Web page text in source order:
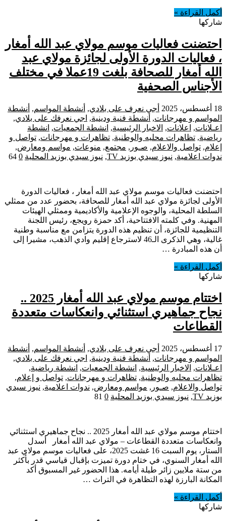
أكمل القراءة »
شاركها
احتضنت فعاليات موسم مولاي عبد الله أمغار
، فعاليات الدورة الأولى لجائزة مولاي عبد
الله أمغار للصحافة بلغت 19عملا في مختلف
الأجناس الصحفية
18 أغسطس، 2025 أجي نعرف على بلادي, أنشطة المواسم, أنشطة
المواسم و مهرجانات, أنشطة فنية ودينية, اجي نعرفك على بلادي,
اعـلانات, اعلانات, الاخبار الرئيسية, انشطة الجمعيات, انشطة
رياضية, تظاهرات محليه والوطنية, تظاهرات و مهرجانات, تواصل و
إعلام, تواصل والاعلام, صـور , مجتمع, منوعات, مواسم ومعارض,
ندوات اعلامية, نيوز سيدي بوزيد TV , نيوز سيدي بوزيد المحلية 0
64
احتضنت فعاليات موسم مولاي عبد الله أمغار ، فعاليات الدورة
الأولى لجائزة مولاي عبد الله أمغار للصحافة، بحضور عدد من ممثلي
السلطة المحلية، والوجوه الإعلامية والأكاديمية وممثلي الهيئات
المهنية. وفي كلمته الافتتاحية، أكد حمزة رويجع، رئيس اللجنة
التنظيمية للجائزة، أن تنظيم هذه الدورة يتزامن مع مناسبة وطنية
غالية، وهي الذكرى الـ46 لاسترجاع إقليم وادي الذهب، مشيرا إلى
أن هذه المبادرة …
أكمل القراءة »
شاركها
اختتام موسم مولاي عبد الله أمغار 2025 ..
نجاح جماهيري استثنائي وانعكاسات متعددة
القطاعات
17 أغسطس، 2025 أجي نعرف على بلادي, أنشطة المواسم, أنشطة
المواسم و مهرجانات, أنشطة فنية ودينية, اجي نعرفك على بلادي,
اعـلانات, الاخبار الرئيسية, انشطة الجمعيات, انشطة رياضية,
تظاهرات محليه والوطنية, تظاهرات و مهرجانات, تواصل و إعلام,
تواصل والاعلام, صـور , مواسم ومعارض, ندوات اعلامية, نيوز سيدي
بوزيد TV
, نيوز سيدي بوزيد المحلية 0
81
اختتام موسم مولاي عبد الله أمغار 2025 .. نجاح جماهيري استثنائي
وانعكاسات متعددة القطاعات – مولاي عبد الله أمغار أسدل
الستار، يوم السبت 16 غشت 2025، على فعاليات موسم مولاي عبد
الله أمغار السنوي، في ختام دورة تميزت بإقبال قياسي قدر بأكثر
من ستة ملايين زائر طيلة أيامه. هذا الحضور غير المسبوق أكد
المكانة البارزة لهذه التظاهرة في التراث …
أكمل القراءة »
شاركها